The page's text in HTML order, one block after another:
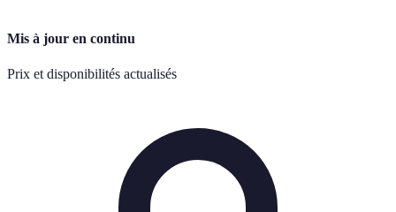
Mis à jour en continu
Prix et disponibilités actualisés